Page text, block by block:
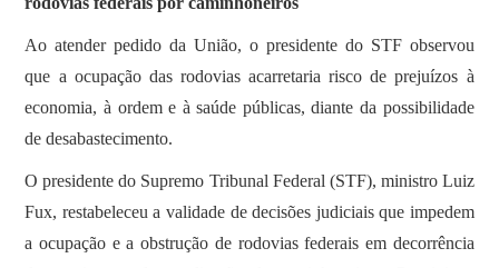
Ao atender pedido da União, o presidente do STF observou
que a ocupação das rodovias acarretaria risco de prejuízos à
economia, à ordem e à saúde públicas, diante da possibilidade
de desabastecimento.
O presidente do Supremo Tribunal Federal (STF), ministro Luiz
Fux, restabeleceu a validade de decisões judiciais que impedem
a ocupação e a obstrução de rodovias federais em decorrência